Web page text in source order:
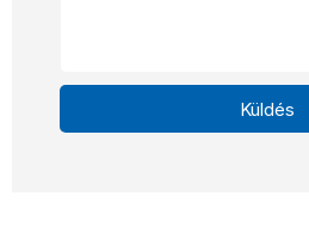
Küldés